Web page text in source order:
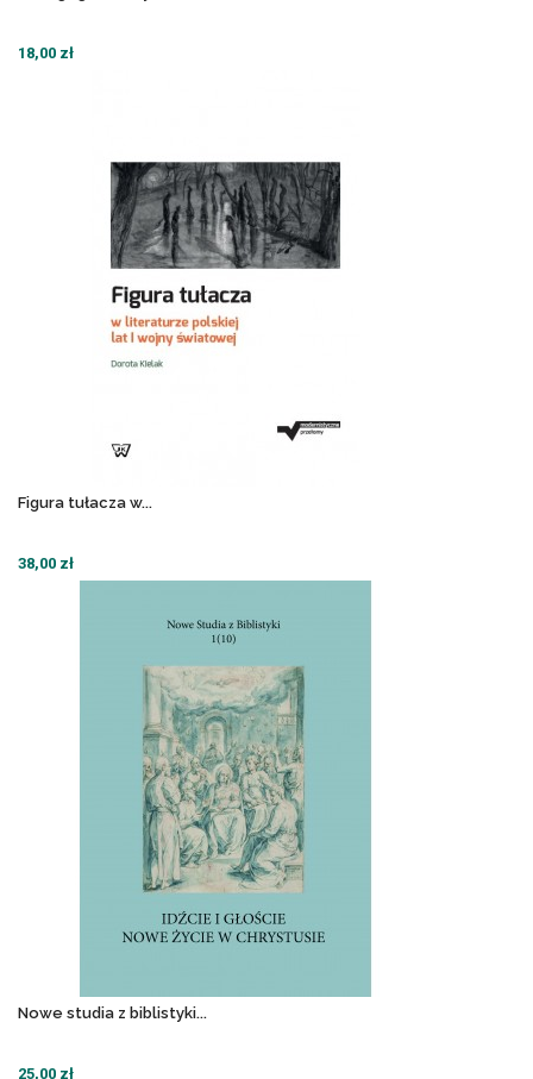
18,00 zł
Figura tułacza w...
38,00 zł
Nowe studia z biblistyki...
25,00 zł